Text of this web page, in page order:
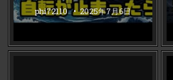
phi72110 2025年7月6日